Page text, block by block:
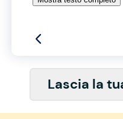
Lascia la